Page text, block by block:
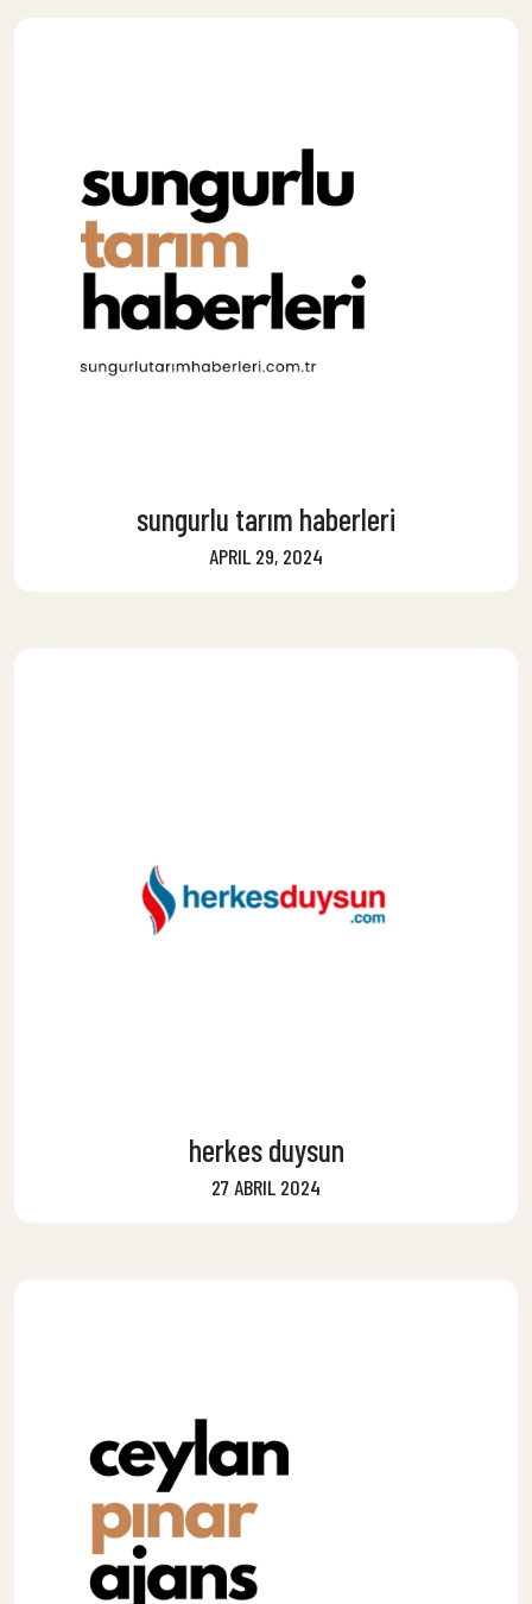
sungurlu tarım haberleri
APRIL 29, 2024
herkes duysun
27 ABRIL 2024